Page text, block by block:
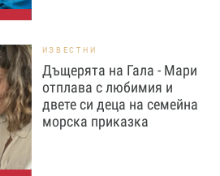
ИЗВЕСТНИ
Дъщерята на Гала - Мари
отплава с любимия и
двете си деца на семейна
морска приказка